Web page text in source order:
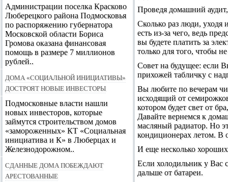
Проведя домашний
Сколько раз люди, уходя
есть из-за чего, ведь
вы будете платить за
только для того, чтобы
Совет на будущее: если
прихожей табличку с
Вы любите по вечерам
исходящий от
котором будет свет от
Давайте вернемся к
масляный радиатор. Но
кондиционерах летом. В
И еще несколько
Если холодильник у Вас
дальше от батареи.
Администрации поселка Красково
Люберецкого района Подмосковья
по распоряжению губернатора
Московской области Бориса
Громова оказана финансовая
помощь в размере 7 миллионов
рублей..
Дома «Социальной инициативы»
достроят новые инвесторы
Подмосковные власти нашли
новых инвесторов, которые
займутся строительством домов
«замороженных» КТ «Социальная
инициатива и К» в Люберцах и
Железнодорожном..
Сданные дома побеждают
арестованные